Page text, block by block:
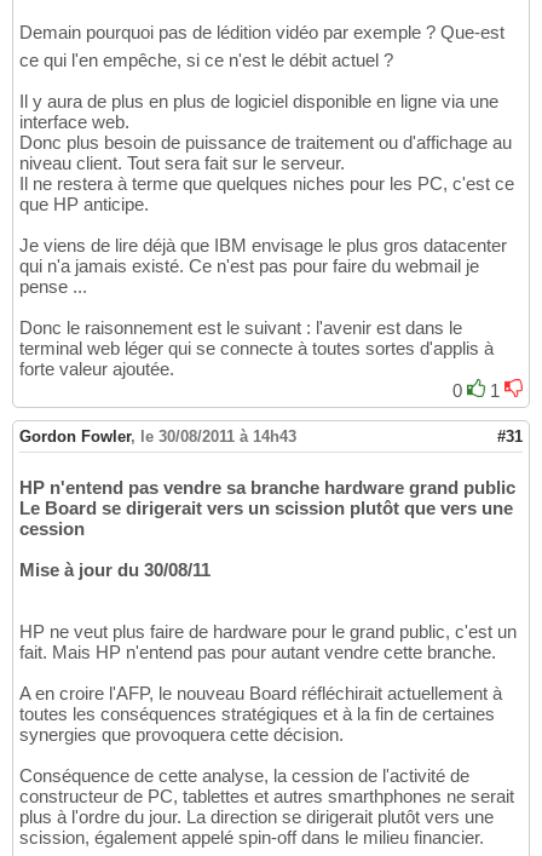
Demain pourquoi pas de lédition vidéo par exemple ? Que-est
ce qui l'en empêche, si ce n'est le débit actuel ?
Il y aura de plus en plus de logiciel disponible en ligne via une
interface web.
Donc plus besoin de puissance de traitement ou d'affichage au
niveau client. Tout sera fait sur le serveur.
Il ne restera à terme que quelques niches pour les PC, c'est ce
que HP anticipe.
Je viens de lire déjà que IBM envisage le plus gros datacenter
qui n'a jamais existé. Ce n'est pas pour faire du webmail je
pense ...
Donc le raisonnement est le suivant : l'avenir est dans le
terminal web léger qui se connecte à toutes sortes d'applis à
forte valeur ajoutée.
0
1
Gordon Fowler, le 30/08/2011 à 14h43 #31
HP n'entend pas vendre sa branche hardware grand public
Le Board se dirigerait vers un scission plutôt que vers une
cession
Mise à jour du 30/08/11
HP ne veut plus faire de hardware pour le grand public, c'est un
fait. Mais HP n'entend pas pour autant vendre cette branche.
A en croire l'AFP, le nouveau Board réfléchirait actuellement à
toutes les conséquences stratégiques et à la fin de certaines
synergies que provoquera cette décision.
Conséquence de cette analyse, la cession de l'activité de
constructeur de PC, tablettes et autres smarthphones ne serait
plus à l'ordre du jour. La direction se dirigerait plutôt vers une
scission, également appelé spin-off dans le milieu financier.